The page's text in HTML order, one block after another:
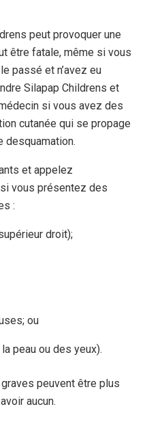
peut provoquer une
être fatale, même si vous
passé et n’avez eu
Silapap Childrens et
si vous avez des
cutanée qui se propage
desquamation.
et appelez
vous présentez des
:
droit);
ou
peau ou des yeux).
peuvent être plus
aucun.